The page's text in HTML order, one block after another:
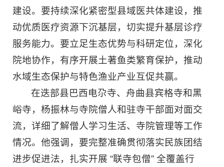
建设。要持续深化紧密型县域医共体建设，推
动优质医疗资源下沉基层，切实提升基层诊疗
服务能力。要立足生态优势与科研定位，深化
院地协作，有序开展土著鱼类繁育保护，推动
水域生态保护与特色渔业产业互促共赢。
在迭部县巴西电尕寺、舟曲县宾格寺和黑
峪寺，杨振林与寺院僧人和驻寺干部面对面交
流，详细了解僧人学习生活、寺院管理等工作
情况。他强调，要完整准确贯彻落实民族团结
进步促进法，扎实开展 “联寺包僧” 全覆盖行